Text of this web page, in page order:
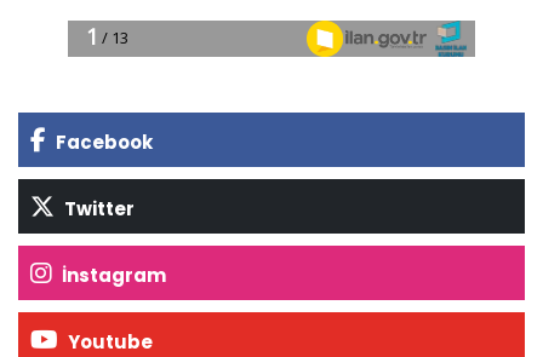
Facebook
Twitter
İnstagram
Youtube